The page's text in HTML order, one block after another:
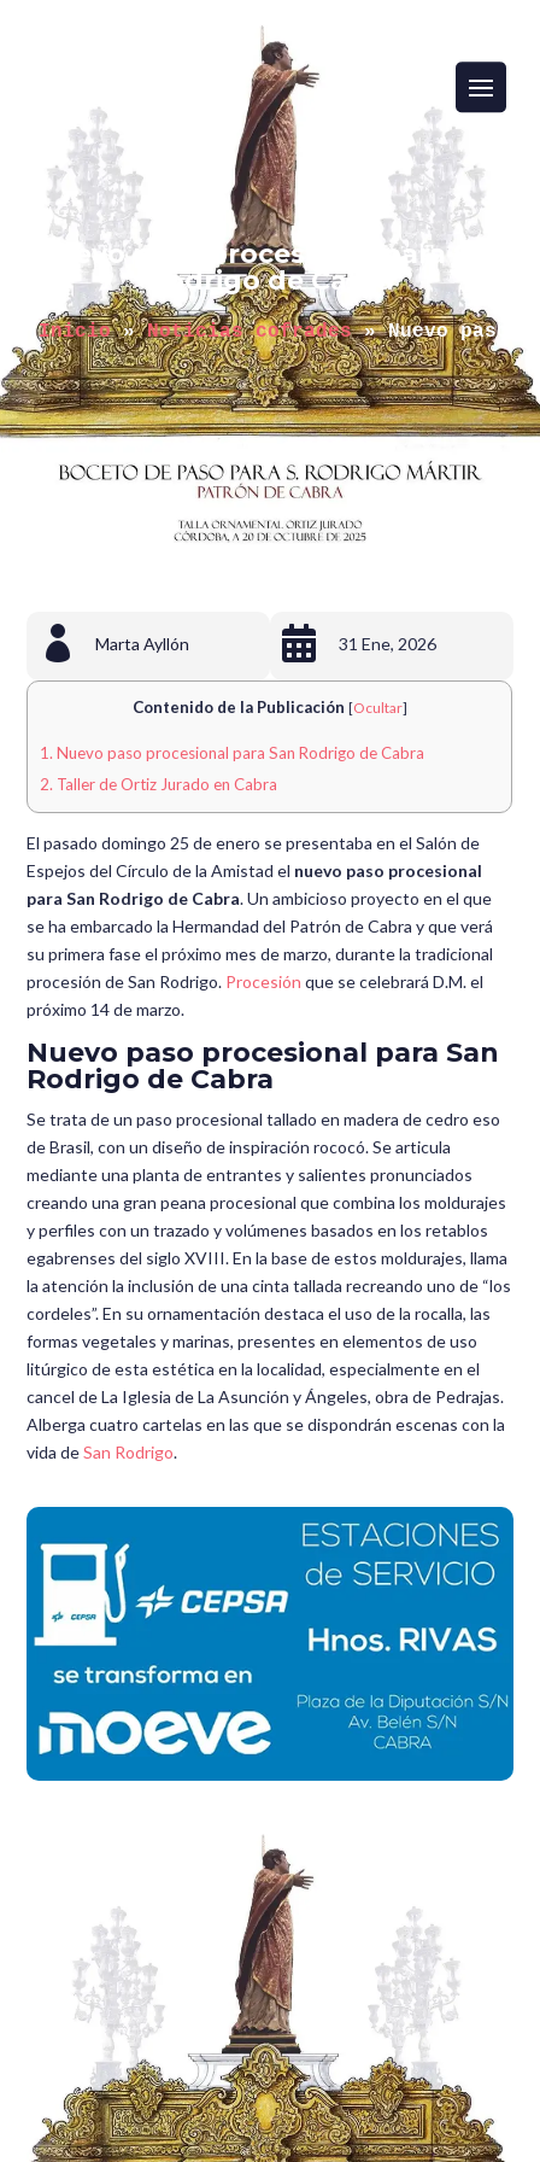
Nuevo paso procesional para San
Rodrigo de Cabra
Inicio » Noticias cofrades » Nuevo paso
 Marta Ayllón  31 Ene, 2026
Contenido de la Publicación [Ocultar]
1. Nuevo paso procesional para San Rodrigo de Cabra
2. Taller de Ortiz Jurado en Cabra
El pasado domingo 25 de enero se presentaba en el Salón de
Espejos del Círculo de la Amistad el nuevo paso procesional
para San Rodrigo de Cabra. Un ambicioso proyecto en el que
se ha embarcado la Hermandad del Patrón de Cabra y que verá
su primera fase el próximo mes de marzo, durante la tradicional
procesión de San Rodrigo. Procesión que se celebrará D.M. el
próximo 14 de marzo.
Nuevo paso procesional para San
Rodrigo de Cabra
Se trata de un paso procesional tallado en madera de cedro eso
de Brasil, con un diseño de inspiración rococó. Se articula
mediante una planta de entrantes y salientes pronunciados
creando una gran peana procesional que combina los moldurajes
y perfiles con un trazado y volúmenes basados en los retablos
egabrenses del siglo XVIII. En la base de estos moldurajes, llama
la atención la inclusión de una cinta tallada recreando uno de “los
cordeles”. En su ornamentación destaca el uso de la rocalla, las
formas vegetales y marinas, presentes en elementos de uso
litúrgico de esta estética en la localidad, especialmente en el
cancel de La Iglesia de La Asunción y Ángeles, obra de Pedrajas.
Alberga cuatro cartelas en las que se dispondrán escenas con la
vida deSan Rodrigo.